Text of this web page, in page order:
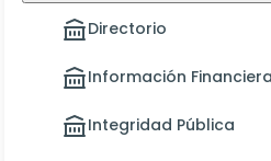
Directorio
Información Financiera
Integridad Pública